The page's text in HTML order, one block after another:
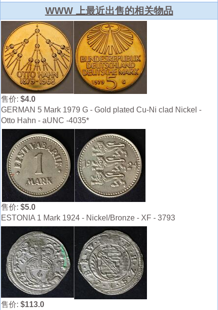
WWW 上最近出售的相关物品
售价: $4.0
GERMAN 5 Mark 1979 G - Gold plated Cu-Ni clad Nickel -
Otto Hahn - aUNC -4035*
售价: $5.0
ESTONIA 1 Mark 1924 - Nickel/Bronze - XF - 3793
售价: $113.0